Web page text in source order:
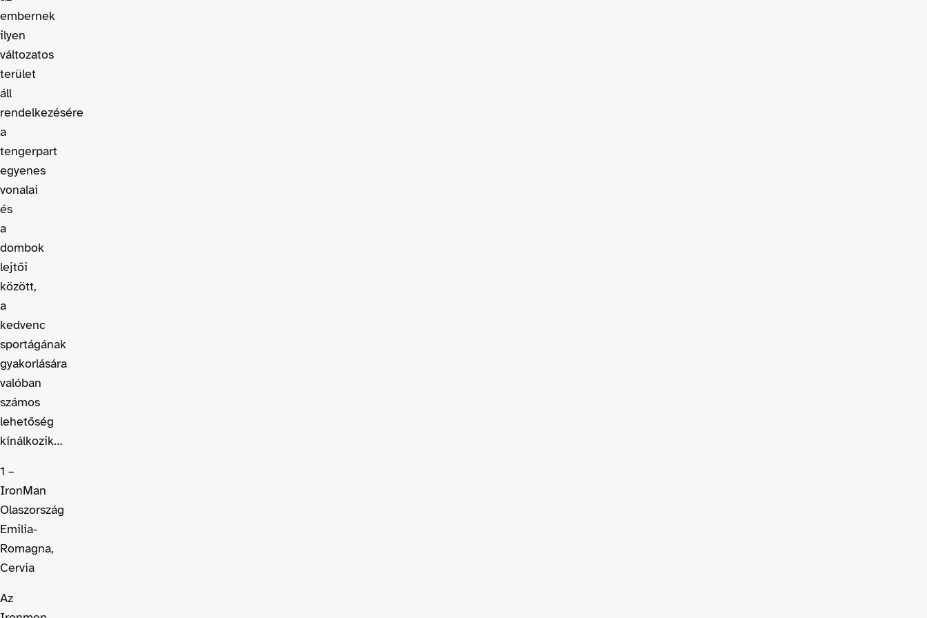
embernek
ilyen
változatos
terület
áll
rendelkezésére
a
tengerpart
egyenes
vonalai
és
a
dombok
lejtői
között,
a
kedvenc
sportágának
gyakorlására
valóban
számos
lehetőség
kínálkozik…
1 –
IronMan
Olaszország
Emilia-
Romagna,
Cervia
Az